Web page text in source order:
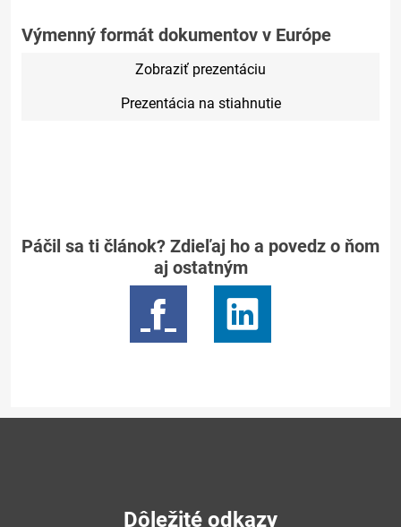
Výmenný formát dokumentov v Európe
Zobraziť prezentáciu
Prezentácia na stiahnutie
Páčil sa ti článok? Zdieľaj ho a povedz o ňom
aj ostatným
Dôležité odkazy